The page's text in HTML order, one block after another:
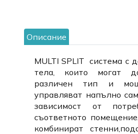
Описание
MULTI SPLIT система с
тела, които могат
различен тип и
управляват напълно
зависимост от
съответното
комбинират